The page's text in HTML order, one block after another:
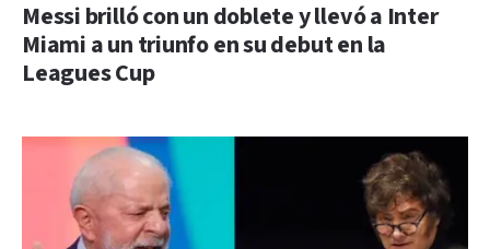
Messi brilló con un doblete y llevó a Inter
Miami a un triunfo en su debut en la
Leagues Cup